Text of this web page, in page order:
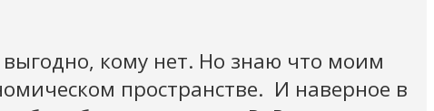
выгодно, кому нет. Но знаю что моим
пространстве. И наверное в